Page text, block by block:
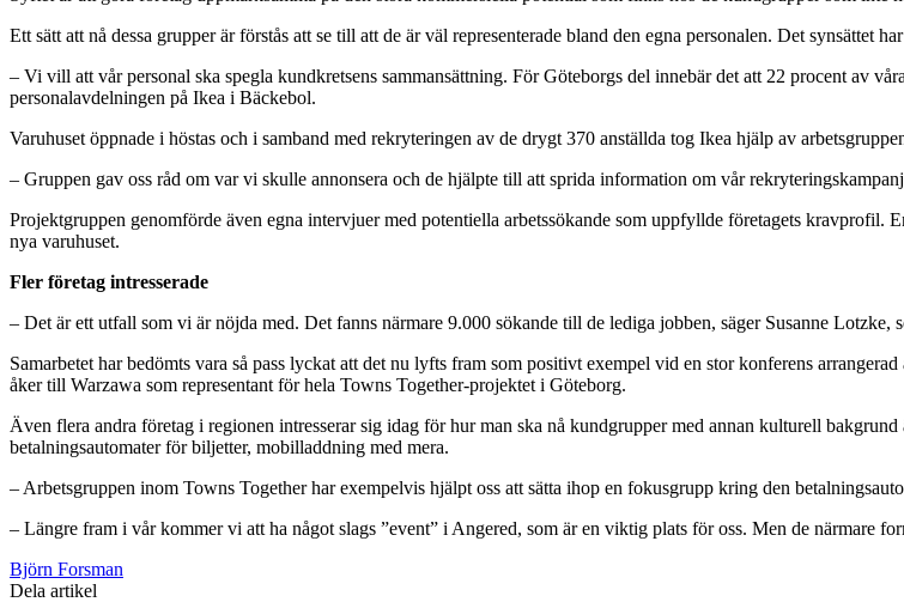
Ett sätt att nå dessa grupper är förstås att se till att de är väl representerade bland den egna personalen. Det synsättet
– Vi vill att vår personal ska spegla kundkretsens sammansättning. För Göteborgs del innebär det att 22 procent av
personalavdelningen på Ikea i Bäckebol.
Varuhuset öppnade i höstas och i samband med rekryteringen av de drygt 370 anställda tog Ikea hjälp av
– Gruppen gav oss råd om var vi skulle annonsera och de hjälpte till att sprida information om vår
Projektgruppen genomförde även egna intervjuer med potentiella arbetssökande som uppfyllde företagets kravprofil.
nya varuhuset.
Fler företag intresserade
– Det är ett utfall som vi är nöjda med. Det fanns närmare 9.000 sökande till de lediga jobben, säger Susanne Lotzke,
Samarbetet har bedömts vara så pass lyckat att det nu lyfts fram som positivt exempel vid en stor konferens
åker till Warzawa som representant för hela Towns Together-projektet i Göteborg.
Även flera andra företag i regionen intresserar sig idag för hur man ska nå kundgrupper med annan kulturell
betalningsautomater för biljetter, mobilladdning med mera.
– Arbetsgruppen inom Towns Together har exempelvis hjälpt oss att sätta ihop en fokusgrupp kring den
– Längre fram i vår kommer vi att ha något slags ”event” i Angered, som är en viktig plats för oss. Men de närmare
Björn Forsman
Dela artikel